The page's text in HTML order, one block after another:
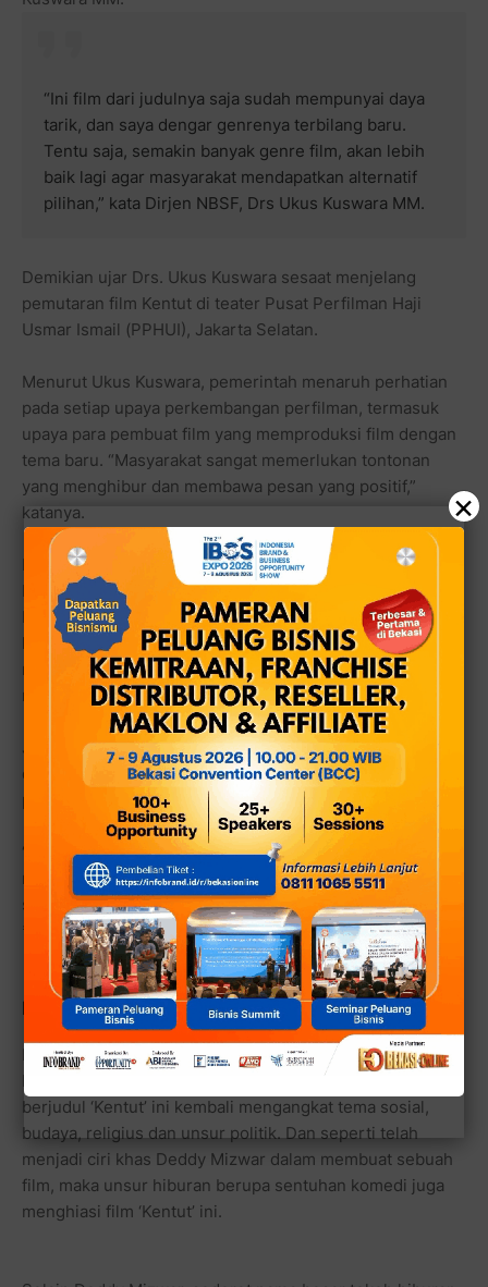
“Ini film dari judulnya saja sudah mempunyai daya
tarik, dan saya dengar genrenya terbilang baru.
Tentu saja, semakin banyak genre film, akan lebih
baik lagi agar masyarakat mendapatkan alternatif
pilihan,” kata Dirjen NBSF, Drs Ukus Kuswara MM.
Demikian ujar Drs. Ukus Kuswara sesaat menjelang
pemutaran film Kentut di teater Pusat Perfilman Haji
Usmar Ismail (PPHUI), Jakarta Selatan.
Menurut Ukus Kuswara, pemerintah menaruh perhatian
pada setiap upaya perkembangan perfilman, termasuk
upaya para pembuat film yang memproduksi film dengan
tema baru. “Masyarakat sangat memerlukan tontonan
yang menghibur dan membawa pesan yang positif,”
katanya.
Film yang merupakan sekuel dari film Identitas
, produksi
bersama Deddy Mizwar, Zairin Zain, dan Aria
Kusumadewa mengangkat kisah perjalanan para calon
kandidat pimpinan Parpol. Dibandingkan film yang
menang FFI 2008 itu, kali ini Kentut lebih ‘berbunyi’ dalam
menyampaikan pesan cerita.
Judul awal film ini adalah Tuhan Beri Aku Kentut, namun
dalam perkembangannya, Deddy Mizwar selaku eksekutif
produser harus ‘memangkas’ judul tersebut.
“Karena kita tidak ingin ada salah penafsiran soal Tuhan,
meskipun minta apapun, meski sekadar kentut adalah
sah-sah saja kita minta pada Tuhan,” kata Deddy Mizwar.
*
Kentut, Film Terbaru Dari Deddy Mizwar
Deddy Mizwar kembali mempersembahkan satu film
berkualitas di kancah perfilman Indonesia. Film yang
berjudul ‘Kentut’ ini kembali mengangkat tema sosial,
budaya, religius dan unsur politik. Dan seperti telah
menjadi ciri khas Deddy Mizwar dalam membuat sebuah
film, maka unsur hiburan berupa sentuhan komedi juga
menghiasi film ‘Kentut’ ini.
×